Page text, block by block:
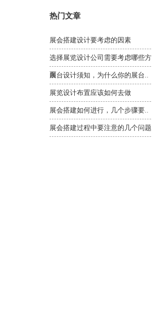
热门文章
展会搭建设计要考虑的因素
选择展览设计公司需要考虑哪些方
面
展台设计须知，为什么你的展台..
展览设计布置应该如何去做
展会搭建如何进行，几个步骤要..
展会搭建过程中要注意的几个问题